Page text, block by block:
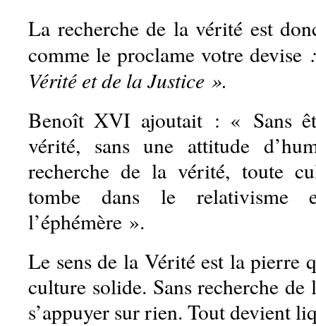
La recherche de la vérité est
comme le proclame votre devise
Vérité et de la Justice ».
Benoît XVI ajoutait : « Sans
vérité, sans une attitude
recherche de la vérité, toute
tombe dans le relativisme
l’éphémère ».
Le sens de la Vérité est la pierre
culture solide. Sans recherche
s’appuyer sur rien. Tout devient